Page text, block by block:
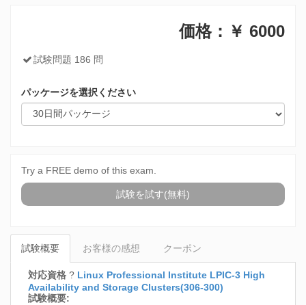
価格：￥ 6000
試験問題 186 問
パッケージを選択ください
Try a FREE demo of this exam.
試験を試す(無料)
試験概要 お客様の感想 クーポン
対応資格 ? Linux Professional Institute LPIC-3 High
Availability and Storage Clusters(306-300)
試験概要: